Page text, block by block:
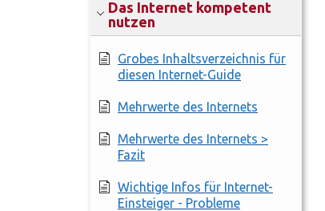
Das Internet kompetent
nutzen
Grobes Inhaltsverzeichnis für
diesen Internet-Guide
Mehrwerte des Internets
Mehrwerte des Internets >
Fazit
Wichtige Infos für Internet-
Einsteiger - Probleme